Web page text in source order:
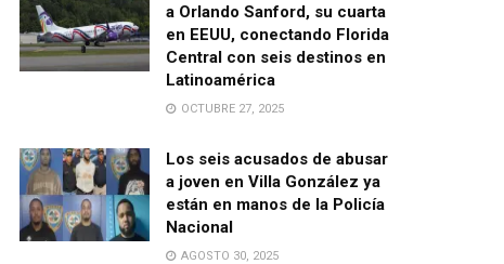
a Orlando Sanford, su cuarta
en EEUU, conectando Florida
Central con seis destinos en
Latinoamérica
OCTUBRE 27, 2025
Los seis acusados de abusar
a joven en Villa González ya
están en manos de la Policía
Nacional
AGOSTO 30, 2025